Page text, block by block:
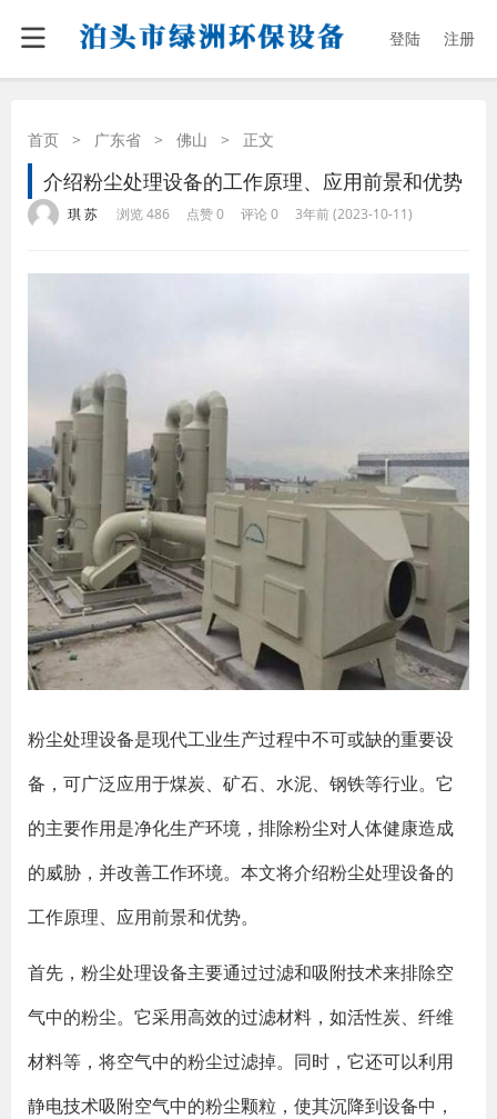
登陆 注册
首页 > 广东省 > 佛山 > 正文
介绍粉尘处理设备的工作原理、应用前景和优势
琪 苏 浏览 486 点赞 0 评论 0 3年前 (2023-10-11)
粉尘处理设备是现代工业生产过程中不可或缺的重要设
备，可广泛应用于煤炭、矿石、水泥、钢铁等行业。它
的主要作用是净化生产环境，排除粉尘对人体健康造成
的威胁，并改善工作环境。本文将介绍粉尘处理设备的
工作原理、应用前景和优势。
首先，粉尘处理设备主要通过过滤和吸附技术来排除空
气中的粉尘。它采用高效的过滤材料，如活性炭、纤维
材料等，将空气中的粉尘过滤掉。同时，它还可以利用
静电技术吸附空气中的粉尘颗粒，使其沉降到设备中，